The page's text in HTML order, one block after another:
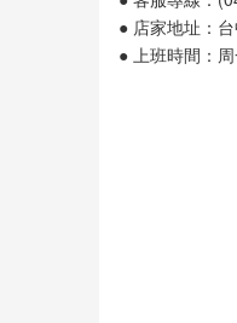
● 店家地址：
● 上班時間：